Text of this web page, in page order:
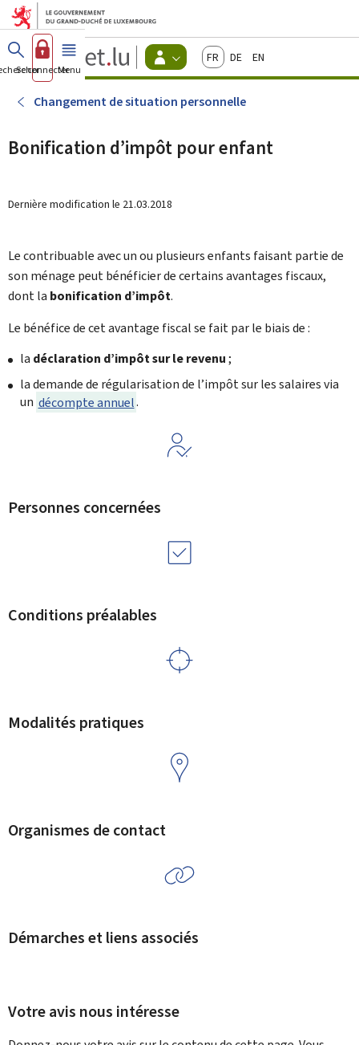
Aller au menu principal
Aller au contenu
Guichet.lu
Changer
d'espace
Menu
actif
FrançaisDeutschEnglish
Se connecterMenu principal
Changement de situation personnelle
Bonification d’impôt pour enfant
Dernière modification le 21.03.2018
Le contribuable avec un ou plusieurs enfants faisant partie de
son ménage peut bénéficier de certains avantages fiscaux,
dont la bonification d’impôt.
Le bénéfice de cet avantage fiscal se fait par le biais de :
la déclaration d’impôt sur le revenu;
la demande de régularisation de l’impôt sur les salaires via
un décompte annuel.
Personnes concernées
Conditions préalables
Modalités pratiques
Organismes de contact
Démarches et liens associés
Votre avis nous intéresse